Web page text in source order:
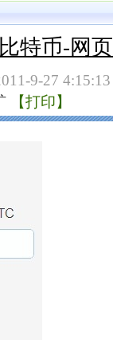
特币-网
9-27
【打印】